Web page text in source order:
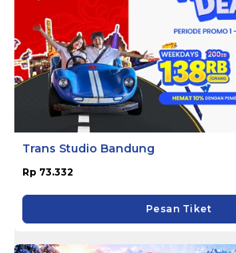
Trans Studio Bandung
Rp 73.332
Pesan Tiket